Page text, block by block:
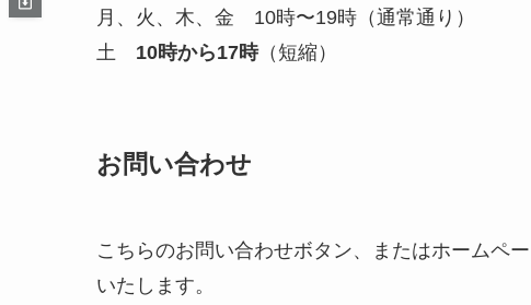
月、火、木、金 10時〜19時（通常通り）
土 10時から17時（短縮）
お問い合わせ
こちらのお問い合わせボタン、またはホームペ
いたします。